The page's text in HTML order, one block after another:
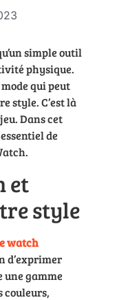
simple outil
physique.
qui peut
style. C’est là
Dans cet
de
et
style
watch
d’exprimer
gamme
couleurs,